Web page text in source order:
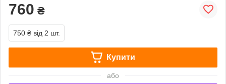
760 ₴
750 ₴ від 2 шт.
Купити
або